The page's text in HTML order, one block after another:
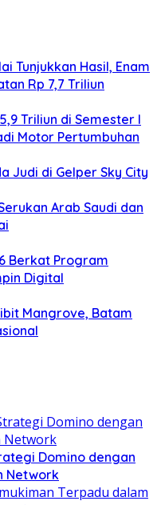
Tunjukkan Hasil, Enam
Rp 7,7 Triliun
Triliun di Semester I
Motor Pertumbuhan
Judi di Gelper Sky City
Arab Saudi dan
Berkat Program
Digital
Mangrove, Batam
Domino dengan
Network